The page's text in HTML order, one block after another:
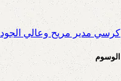
كرسي مدير مريح وعالي
الوسوم